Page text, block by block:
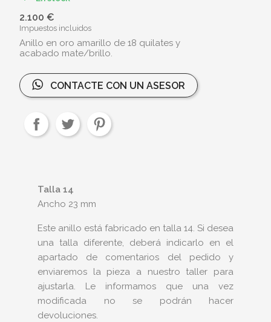
2.100 €
Impuestos incluidos
Anillo en oro amarillo de 18 quilates y
acabado mate/brillo.
CONTACTE CON UN ASESOR
Talla 14
Ancho 23 mm
Este anillo está fabricado en talla 14. Si desea
una talla diferente, deberá indicarlo en el
apartado de comentarios del pedido y
enviaremos la pieza a nuestro taller para
ajustarla. Le informamos que una vez
modificada no se podrán hacer
devoluciones.